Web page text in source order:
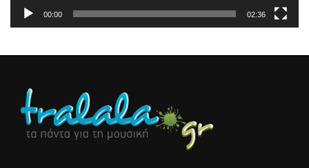
00:00 02:36